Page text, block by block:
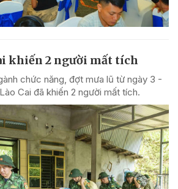
khiến 2 người mất tích
chức năng, đợt mưa lũ từ ngày 3 -
Cai đã khiến 2 người mất tích.